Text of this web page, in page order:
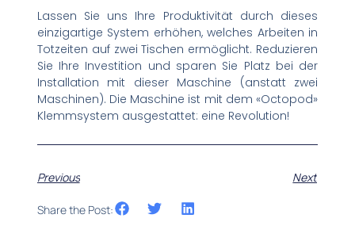
Lassen Sie uns Ihre Produktivität durch dieses
einzigartige System erhöhen, welches Arbeiten in
Totzeiten auf zwei Tischen ermöglicht. Reduzieren
Sie Ihre Investition und sparen Sie Platz bei der
Installation mit dieser Maschine (anstatt zwei
Maschinen). Die Maschine ist mit dem «Octopod»
Klemmsystem ausgestattet: eine Revolution!
Previous Next
Share the Post: